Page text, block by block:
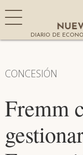
DIARIO DE
CONCESIÓN
Fremm